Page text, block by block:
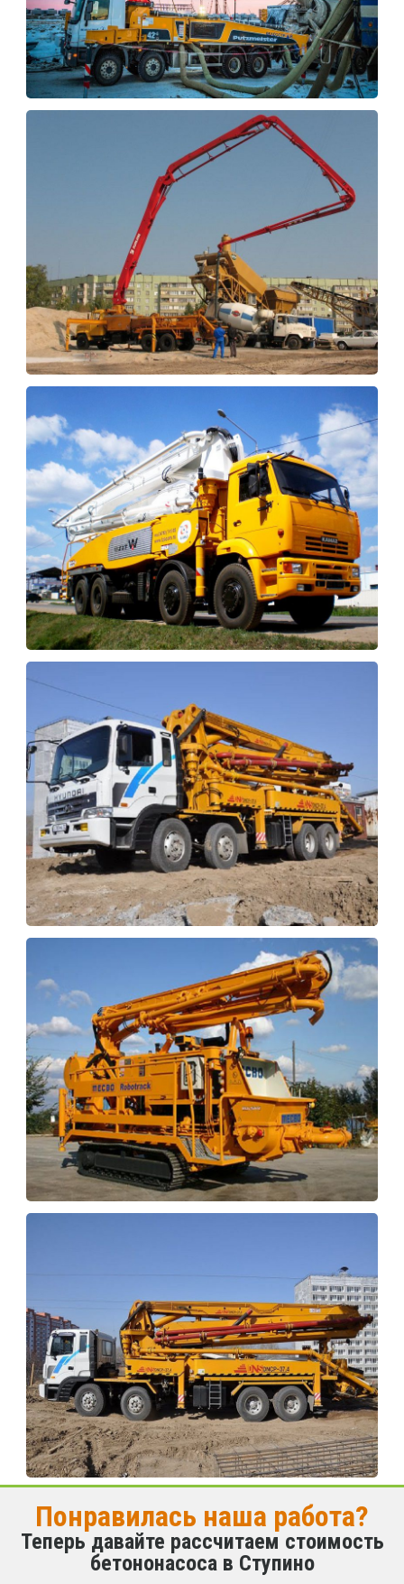
Понравилась наша работа?
Теперь давайте рассчитаем стоимость
бетононасоса в Ступино